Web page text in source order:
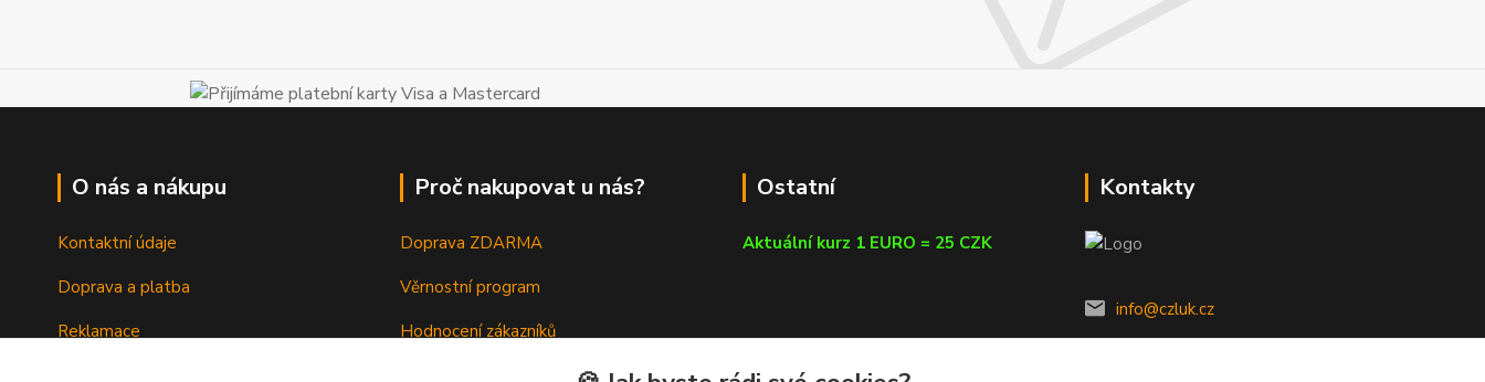
O nás a nákupu
Kontaktní údaje
Doprava a platba
Reklamace
Proč nakupovat u nás?
Doprava ZDARMA
Věrnostní program
Hodnocení zákazníků
Ostatní
Aktuální kurz 1 EURO = 25 CZK
Kontakty
info@czluk.cz